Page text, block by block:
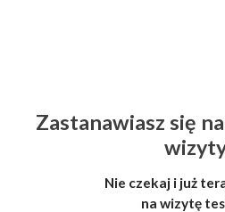
Zastanawiasz się
Nie czekaj i już
na wizytę